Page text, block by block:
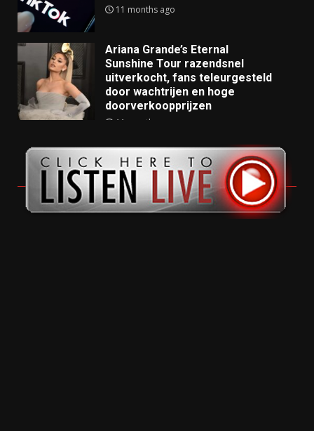
11 months ago
Ariana Grande’s Eternal
Sunshine Tour razendsnel
uitverkocht, fans teleurgesteld
door wachtrijen en hoge
doorverkoopprijzen
11 months ago